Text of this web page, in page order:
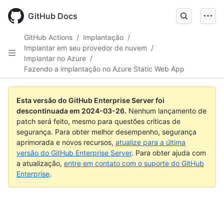
main
GitHub Docs
GitHub Actions / Implantação /
Implantar em seu provedor de nuvem /
Implantar no Azure /
Fazendo a implantação no Azure Static Web App
Esta versão do GitHub Enterprise Server foi
descontinuada em 2024-03-26. Nenhum lançamento de
patch será feito, mesmo para questões críticas de
segurança. Para obter melhor desempenho, segurança
aprimorada e novos recursos, atualize para a última
versão do GitHub Enterprise Server. Para obter ajuda com
a atualização, entre em contato com o suporte do GitHub
Enterprise.